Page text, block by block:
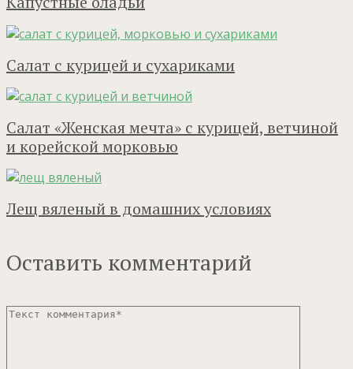
Салат с курицей и сухариками
Салат «Женская мечта» с курицей, ветчиной
и корейской морковью
Лещ вяленый в домашних условиях
Оставить комментарий